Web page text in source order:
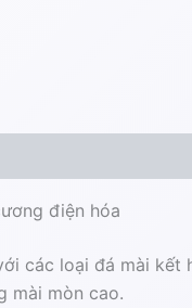
điện hóa
các loại đá mài kết
mài mòn cao.